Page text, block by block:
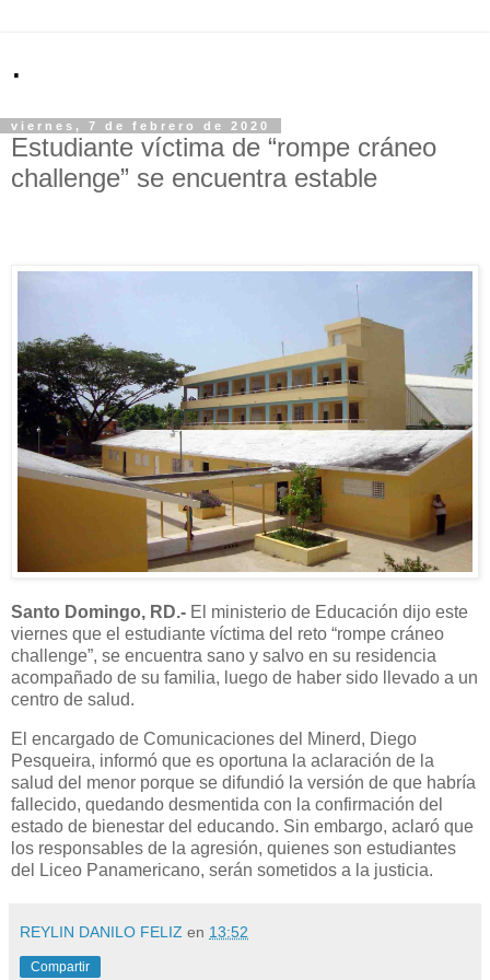
.
viernes, 7 de febrero de 2020
Estudiante víctima de “rompe cráneo
challenge” se encuentra estable
Santo Domingo, RD.- El ministerio de Educación dijo este
viernes que el estudiante víctima del reto “rompe cráneo
challenge”, se encuentra sano y salvo en su residencia
acompañado de su familia, luego de haber sido llevado a un
centro de salud.
El encargado de Comunicaciones del Minerd, Diego
Pesqueira, informó que es oportuna la aclaración de la
salud del menor porque se difundió la versión de que habría
fallecido, quedando desmentida con la confirmación del
estado de bienestar del educando. Sin embargo, aclaró que
los responsables de la agresión, quienes son estudiantes
del Liceo Panamericano, serán sometidos a la justicia.
REYLIN DANILO FELIZ en 13:52
Compartir